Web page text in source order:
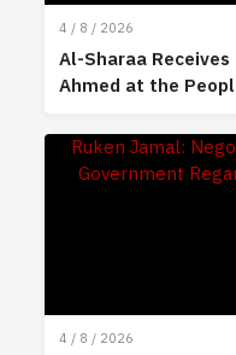
4 / 8 / 2026
Al-Sharaa
Ahmed at the
4 / 8 / 2026